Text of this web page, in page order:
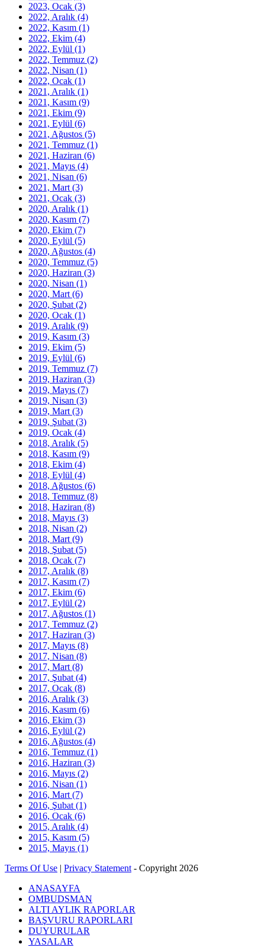
2023, Ocak (3)
2022, Aralık (4)
2022, Kasım (1)
2022, Ekim (4)
2022, Eylül (1)
2022, Temmuz (2)
2022, Nisan (1)
2022, Ocak (1)
2021, Aralık (1)
2021, Kasım (9)
2021, Ekim (9)
2021, Eylül (6)
2021, Ağustos (5)
2021, Temmuz (1)
2021, Haziran (6)
2021, Mayıs (4)
2021, Nisan (6)
2021, Mart (3)
2021, Ocak (3)
2020, Aralık (1)
2020, Kasım (7)
2020, Ekim (7)
2020, Eylül (5)
2020, Ağustos (4)
2020, Temmuz (5)
2020, Haziran (3)
2020, Nisan (1)
2020, Mart (6)
2020, Şubat (2)
2020, Ocak (1)
2019, Aralık (9)
2019, Kasım (3)
2019, Ekim (5)
2019, Eylül (6)
2019, Temmuz (7)
2019, Haziran (3)
2019, Mayıs (7)
2019, Nisan (3)
2019, Mart (3)
2019, Şubat (3)
2019, Ocak (4)
2018, Aralık (5)
2018, Kasım (9)
2018, Ekim (4)
2018, Eylül (4)
2018, Ağustos (6)
2018, Temmuz (8)
2018, Haziran (8)
2018, Mayıs (3)
2018, Nisan (2)
2018, Mart (9)
2018, Şubat (5)
2018, Ocak (7)
2017, Aralık (8)
2017, Kasım (7)
2017, Ekim (6)
2017, Eylül (2)
2017, Ağustos (1)
2017, Temmuz (2)
2017, Haziran (3)
2017, Mayıs (8)
2017, Nisan (8)
2017, Mart (8)
2017, Şubat (4)
2017, Ocak (8)
2016, Aralık (3)
2016, Kasım (6)
2016, Ekim (3)
2016, Eylül (2)
2016, Ağustos (4)
2016, Temmuz (1)
2016, Haziran (3)
2016, Mayıs (2)
2016, Nisan (1)
2016, Mart (7)
2016, Şubat (1)
2016, Ocak (6)
2015, Aralık (4)
2015, Kasım (5)
2015, Mayıs (1)
Terms Of Use | Privacy Statement - Copyright 2026
ANASAYFA
OMBUDSMAN
ALTI AYLIK RAPORLAR
BAŞVURU RAPORLARI
DUYURULAR
YASALAR